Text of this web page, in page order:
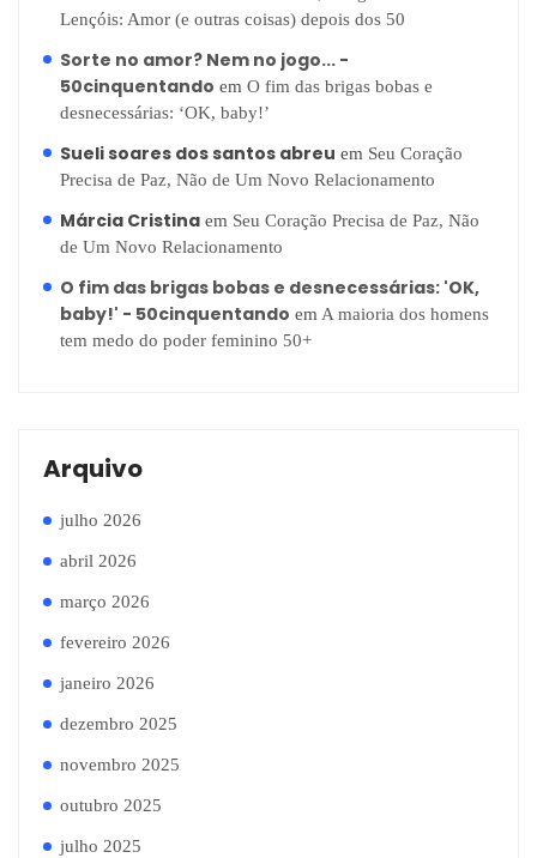
Lençóis: Amor (e outras coisas) depois dos 50
Sorte no amor? Nem no jogo... -
50cinquentando em O fim das brigas bobas e
desnecessárias: ‘OK, baby!’
Sueli soares dos santos abreu em Seu Coração
Precisa de Paz, Não de Um Novo Relacionamento
Márcia Cristina em Seu Coração Precisa de Paz, Não
de Um Novo Relacionamento
O fim das brigas bobas e desnecessárias: 'OK,
baby!' - 50cinquentando emA maioria dos homens
tem medo do poder feminino 50+
Arquivo
julho 2026
abril 2026
março 2026
fevereiro 2026
janeiro 2026
dezembro 2025
novembro 2025
outubro 2025
julho 2025